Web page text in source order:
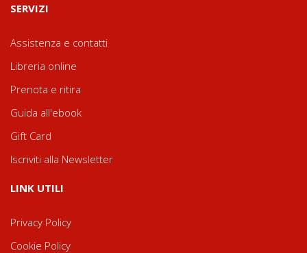
SERVIZI
Assistenza e contatti
Libreria online
Prenota e ritira
Guida all'ebook
Gift Card
Iscriviti alla Newsletter
LINK UTILI
Privacy Policy
Cookie Policy